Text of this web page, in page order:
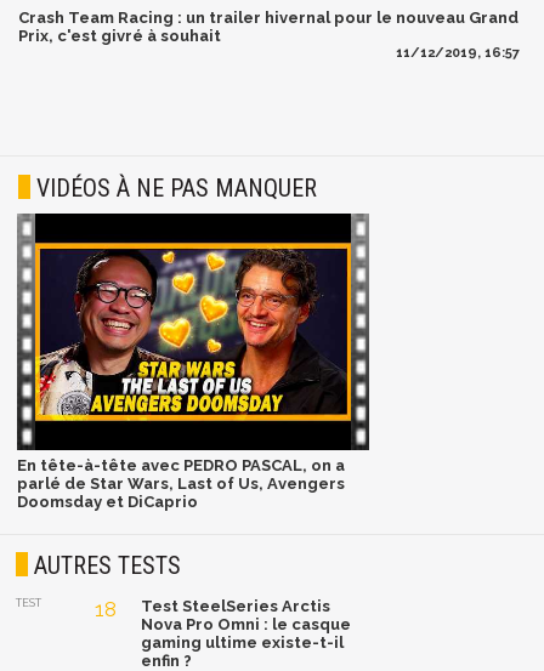
Crash Team Racing : un trailer hivernal pour le nouveau Grand
Prix, c'est givré à souhait
11/12/2019, 16:57
VIDÉOS À NE PAS MANQUER
En tête-à-tête avec PEDRO PASCAL, on a
parlé de Star Wars, Last of Us, Avengers
Doomsday et DiCaprio
AUTRES TESTS
TEST 18
Test SteelSeries Arctis
Nova Pro Omni : le casque
gaming ultime existe-t-il
enfin ?